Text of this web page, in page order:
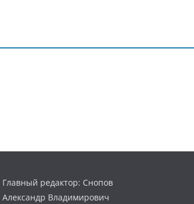
Главный редактор: Снопов
Александр Владимирович